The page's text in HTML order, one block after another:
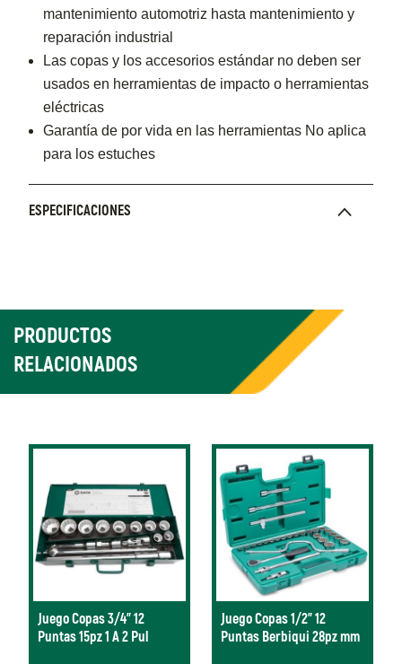
mantenimiento automotriz hasta mantenimiento y
reparación industrial
Las copas y los accesorios estándar no deben ser
usados en herramientas de impacto o herramientas
eléctricas
Garantía de por vida en las herramientas No aplica
para los estuches
ESPECIFICACIONES
PRODUCTOS
RELACIONADOS
Juego Copas 3/4" 12
Puntas 15pz 1 A 2 Pul
Juego Copas 1/2" 12
Puntas Berbiqui 28pz mm